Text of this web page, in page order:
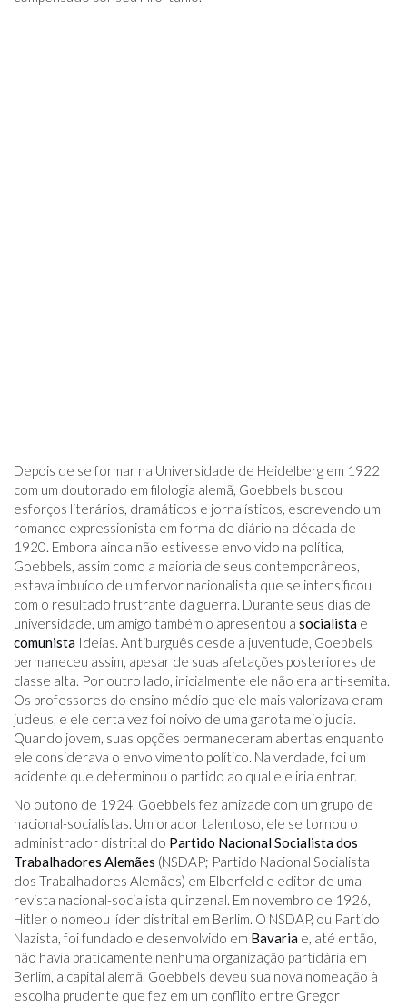
Depois de se formar na Universidade de Heidelberg em 1922
com um doutorado em filologia alemã, Goebbels buscou
esforços literários, dramáticos e jornalísticos, escrevendo um
romance expressionista em forma de diário na década de
1920. Embora ainda não estivesse envolvido na política,
Goebbels, assim como a maioria de seus contemporâneos,
estava imbuído de um fervor nacionalista que se intensificou
com o resultado frustrante da guerra. Durante seus dias de
universidade, um amigo também o apresentou a socialista e
comunista Ideias. Antiburguês desde a juventude, Goebbels
permaneceu assim, apesar de suas afetações posteriores de
classe alta. Por outro lado, inicialmente ele não era anti-semita.
Os professores do ensino médio que ele mais valorizava eram
judeus, e ele certa vez foi noivo de uma garota meio judia.
Quando jovem, suas opções permaneceram abertas enquanto
ele considerava o envolvimento político. Na verdade, foi um
acidente que determinou o partido ao qual ele iria entrar.
No outono de 1924, Goebbels fez amizade com um grupo de
nacional-socialistas. Um orador talentoso, ele se tornou o
administrador distrital do Partido Nacional Socialista dos
Trabalhadores Alemães (NSDAP; Partido Nacional Socialista
dos Trabalhadores Alemães) em Elberfeld e editor de uma
revista nacional-socialista quinzenal. Em novembro de 1926,
Hitler o nomeou líder distrital em Berlim. O NSDAP, ou Partido
Nazista, foi fundado e desenvolvido em Bavaria e, até então,
não havia praticamente nenhuma organização partidária em
Berlim, a capital alemã. Goebbels deveu sua nova nomeação à
escolha prudente que fez em um conflito entre Gregor